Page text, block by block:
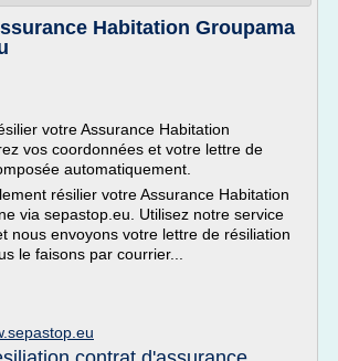
Habitation Groupama
votre Assurance Habitation
vos coordonnées et votre lettre de
automatiquement.
résilier votre Assurance Habitation
via sepastop.eu. Utilisez notre service
nous envoyons votre lettre de résiliation
le faisons par courrier...